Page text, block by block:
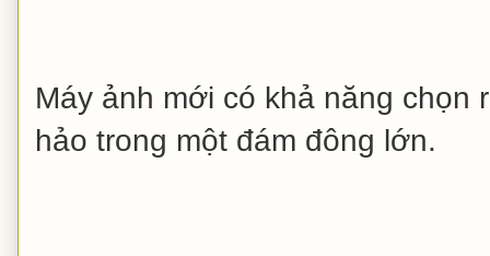
Máy ảnh mới có khả năng
hảo trong một đám đông lớn.